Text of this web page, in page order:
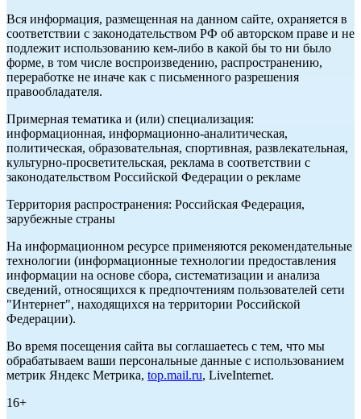
Вся информация, размещенная на данном сайте, охраняется в
соответствии с законодательством РФ об авторском праве и не
подлежит использованию кем-либо в какой бы то ни было
форме, в том числе воспроизведению, распространению,
переработке не иначе как с письменного разрешения
правообладателя.
Примерная тематика и (или) специализация:
информационная, информационно-аналитическая,
политическая, образовательная, спортивная, развлекательная,
культурно-просветительская, реклама в соответствии с
законодательством Российской Федерации о рекламе
Территория распространения: Российская Федерация,
зарубежные страны
На информационном ресурсе применяются рекомендательные
технологии (информационные технологии предоставления
информации на основе сбора, систематизации и анализа
сведений, относящихся к предпочтениям пользователей сети
"Интернет", находящихся на территории Российской
Федерации).
Во время посещения сайта вы соглашаетесь с тем, что мы
обрабатываем ваши персональные данные с использованием
метрик Яндекс Метрика, top.mail.ru, LiveInternet.
16+